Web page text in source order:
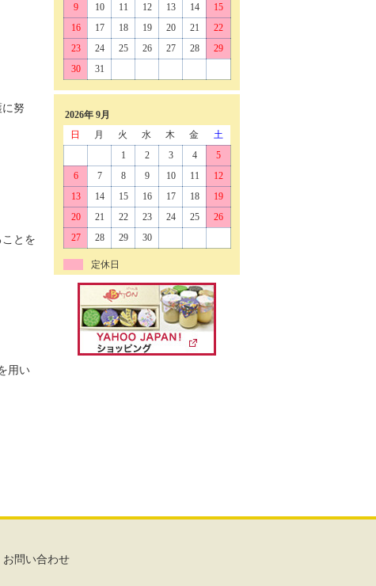
努
とを
用い
9
10 11 12 13 14
15
16
17 18 19 20 21
22
23
24 25 26 27 28
29
30
31
2026年 9月
日
月 火 水 木 金
土
1
2 3 4
5
6
7 8 9 10 11
12
13
14 15 16 17 18
19
20
21 22 23 24 25
26
27
28 29 30
定休日
お問い合わせ